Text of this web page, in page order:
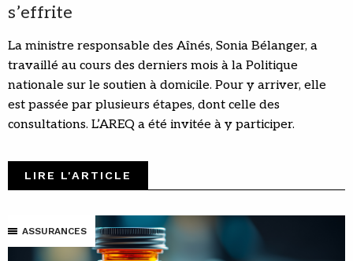
s’effrite
La ministre responsable des Aînés, Sonia Bélanger, a
travaillé au cours des derniers mois à la Politique
nationale sur le soutien à domicile. Pour y arriver, elle
est passée par plusieurs étapes, dont celle des
consultations. L’AREQ a été invitée à y participer.
LIRE L'ARTICLE
ASSURANCES